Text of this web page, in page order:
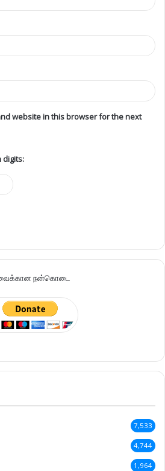
website in this browser for the next
digits:
நன்கொடை
7,533
4,744
1,964